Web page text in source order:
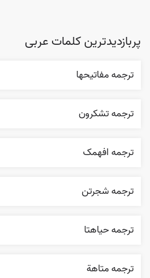
پربازدیدترین کلمات عربی
ترجمه مفاتيحها
ترجمه تشکرون
ترجمه افهمک
ترجمه شجرتن
ترجمه حياهتا
ترجمه متاهة